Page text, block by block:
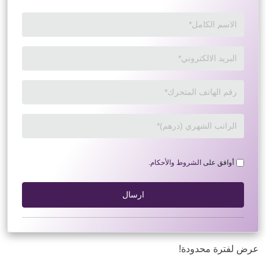
عرض لفترة محدودة!
أوافق على الشروط والأحكام.
ارسال